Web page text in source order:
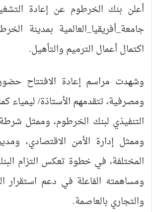
أعلن بنك الخرطوم عن إعادة
جامعة_أفريقيا_العالمية بمدينة
اكتمال أعمال الترميم والتأهيل.
وشهدت مراسم إعادة الافتتاح
ومصرفية، تتقدمهم الأستاذة/ ليمياء
التنفيذي لبنك الخرطوم، وممثل
وممثل إدارة الأمن الاقتصادي،
المختلفة، في خطوة تعكس التزام
ومساهمته الفاعلة في دعم استقرار
والتجاري بالعاصمة.